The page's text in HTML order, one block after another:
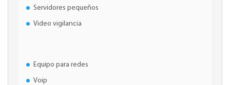
Servidores pequeños
Video vigilancia
Equipo para redes
Voip